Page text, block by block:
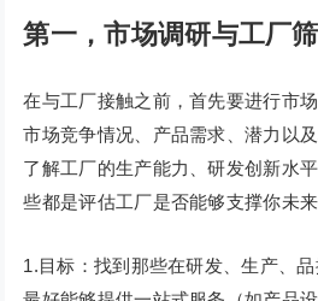
第一，市场调研与工厂
在与工厂接触之前，首先要进行市
市场竞争情况、产品需求、潜力以
了解工厂的生产能力、研发创新水
些都是评估工厂是否能够支撑你未
1.目标：找到那些在研发、生产、品